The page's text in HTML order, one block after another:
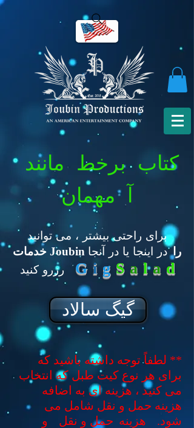
کتاب برخط مانند
آ مهمان
برای راحتی بیشتر ، می توانید
خدمات Joubin را در اینجا یا در آنجا
رزرو کنید
G i g S a l a d
گیگ سالاد
** لطفاً توجه داشته باشید که
برای هر نوع کیت طبل که انتخاب
می کنید ، هزینه ای به اضافه
هزینه حمل و نقل شامل می
شود.
هزینه حمل و نقل
و